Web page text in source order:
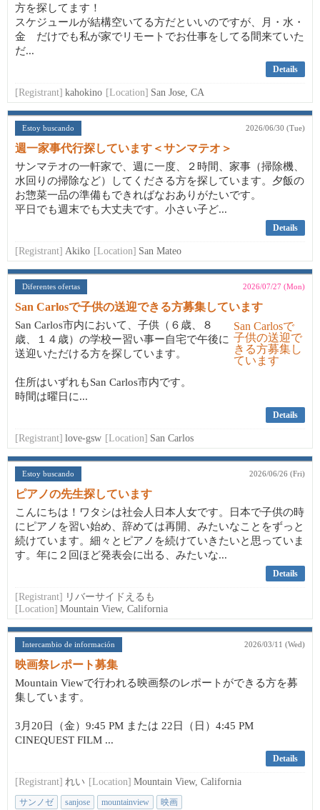
方を探してます！
スケジュールが結構空いてる方だといいのですが、月・水・
金 だけでも私が家でリモートでお仕事をしてる間来ていた
だ...
Details
[Registrant] kahokino [Location] San Jose, CA
Estoy buscando 2026/06/30 (Tue)
週一家事代行探しています＜サンマテオ＞
サンマテオの一軒家で、週に一度、２時間、家事（掃除機、
水回りの掃除など）してくださる方を探しています。夕飯の
お惣菜一品の準備もできればなおありがたいです。
平日でも週末でも大丈夫です。小さい子ど...
Details
[Registrant] Akiko [Location] San Mateo
Diferentes ofertas 2026/07/27 (Mon)
San Carlosで子供の送迎できる方募集しています
San Carlos市内において、子供（６歳、８
歳、１４歳）の学校ー習い事ー自宅で午後に
送迎いただける方を探しています。
住所はいずれもSan Carlos市内です。
時間は曜日に...
Details
[Registrant] love-gsw [Location] San Carlos
Estoy buscando 2026/06/26 (Fri)
ピアノの先生探しています
こんにちは！ワタシは社会人日本人女です。日本で子供の時
にピアノを習い始め、辞めては再開、みたいなことをずっと
続けています。細々とピアノを続けていきたいと思っていま
す。年に２回ほど発表会に出る、みたいな...
Details
[Registrant] リバーサイドえるも
[Location] Mountain View, California
Intercambio de información 2026/03/11 (Wed)
映画祭レポート募集
Mountain Viewで行われる映画祭のレポートができる方を募
集しています。
3月20日（金）9:45 PM または 22日（日）4:45 PM
CINEQUEST FILM ...
Details
[Registrant] れい [Location] Mountain View, California
サンノゼ sanjose mountainview 映画